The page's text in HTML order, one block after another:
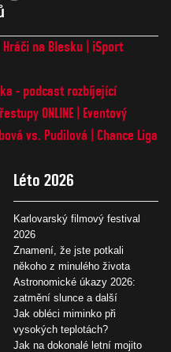
Hráči na Blesku
iSport
- podcast rozbíjející
ONLINE
Eventový
vs. Pudilová
Chance Liga
Léto 2026
Karlovarský filmový festival
2026
Znamení, že jste potkali
někoho z minulého života
Astronomické úkazy 2026:
zatmění slunce a další
Jak obléci miminko při
vysokých teplotách?
Jak na dokonalé letní mojito